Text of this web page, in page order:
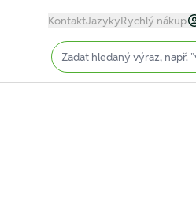
KontaktJazykyRychlý nákup
Input (text)